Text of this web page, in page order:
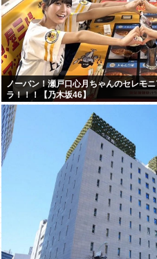
ノーバン！瀬戸口心月ちゃんのセレモ
ラ！！！【乃木坂46】